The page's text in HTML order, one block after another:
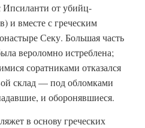
от убийц-
и вместе с греческим
Секу. Большая часть
вероломно истреблена;
соратниками отказался
склад — под обломками
и оборонявшиеся.
в основу греческих